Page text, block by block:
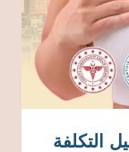
في تركيا 2026: دليل التكلفة